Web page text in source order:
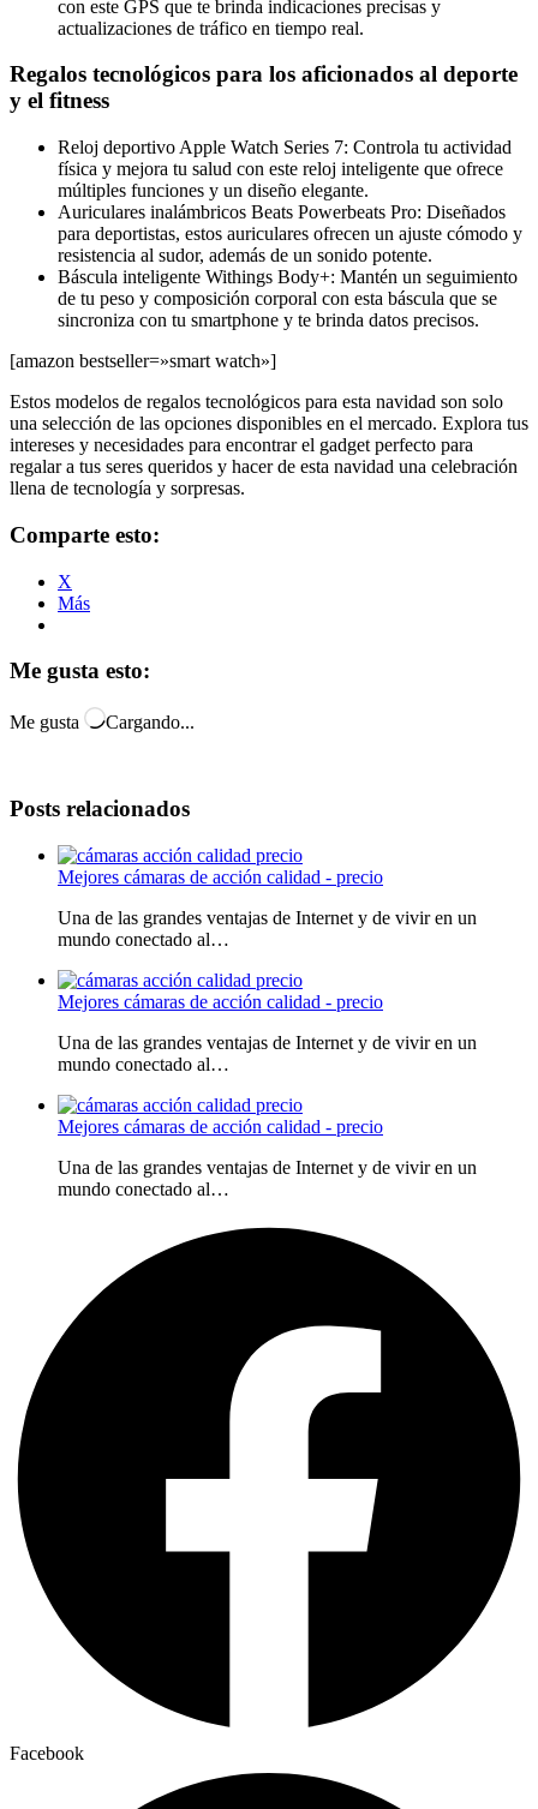
con este GPS que te brinda indicaciones precisas y
actualizaciones de tráfico en tiempo real.
Regalos tecnológicos para los aficionados al deporte
y el fitness
Reloj deportivo Apple Watch Series 7: Controla tu actividad
física y mejora tu salud con este reloj inteligente que ofrece
múltiples funciones y un diseño elegante.
Auriculares inalámbricos Beats Powerbeats Pro: Diseñados
para deportistas, estos auriculares ofrecen un ajuste cómodo y
resistencia al sudor, además de un sonido potente.
Báscula inteligente Withings Body+: Mantén un seguimiento
de tu peso y composición corporal con esta báscula que se
sincroniza con tu smartphone y te brinda datos precisos.
[amazon bestseller=»smart watch»]
Estos modelos de regalos tecnológicos para esta navidad son solo
una selección de las opciones disponibles en el mercado. Explora tus
intereses y necesidades para encontrar el gadget perfecto para
regalar a tus seres queridos y hacer de esta navidad una celebración
llena de tecnología y sorpresas.
Comparte esto:
X
Más
Me gusta esto:
Me gusta Cargando...
Posts relacionados
Mejores cámaras de acción calidad - precio
Una de las grandes ventajas de Internet y de vivir en un
mundo conectado al…
Mejores cámaras de acción calidad - precio
Una de las grandes ventajas de Internet y de vivir en un
mundo conectado al…
Mejores cámaras de acción calidad - precio
Una de las grandes ventajas de Internet y de vivir en un
mundo conectado al…
Facebook